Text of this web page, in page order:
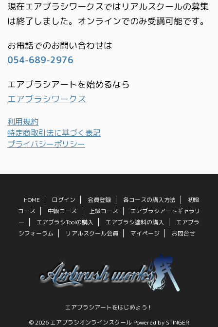
現在エアブラシワークスではリアルスクールの募集
は終了しました。オンラインでのみ受講可能です。
お電話でのお問い合わせは
054-689-2976
エアブラシアートを始めるなら
エアブラシワークス
利用規約
特定商取引法に基づく表記
プライバシーポリシー
HOME ログイン 会員登録 各コースの購入方法
初級
コース
中級コース 上級コース
エアブラシアートギャラリ
ー
エアブラシToolの購入 エアブラシ塗料の購入
エアブラ
シフォーラム
リアルスクール会員 マイページ お問合せ
エアブラシアートをはじめよう！
© 2026 エアブラシオンラインスクール Powered by STINGER